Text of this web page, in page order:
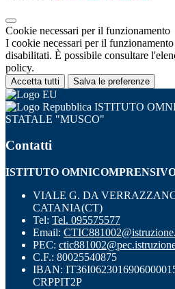
Cookie necessari per il funzionamento
I cookie necessari per il funzionamento
disabilitati. È possibile consultare
policy.
Accetta tutti Salva le preferenze
ISTITUTO
STATALE "MUSCO"
Contatti
ISTITUTO
VIALE G. DA VERRAZZANO
CATANIA(CT)
Tel: Tel. 095575577
Email:
PEC:
C.F.: 80025540875
IBAN:
CRPPIT2P